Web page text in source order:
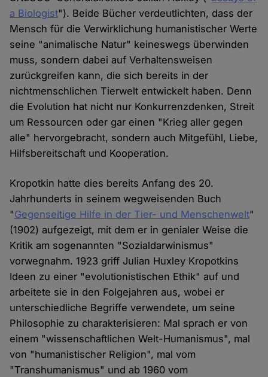
a Biologist"). Beide Bücher verdeutlichten, dass der
Mensch für die Verwirklichung humanistischer Werte
seine "animalische Natur" keineswegs überwinden
muss, sondern dabei auf Verhaltensweisen
zurückgreifen kann, die sich bereits in der
nichtmenschlichen Tierwelt entwickelt haben. Denn
die Evolution hat nicht nur Konkurrenzdenken, Streit
um Ressourcen oder gar einen "Krieg aller gegen
alle" hervorgebracht, sondern auch Mitgefühl, Liebe,
Hilfsbereitschaft und Kooperation.
Kropotkin hatte dies bereits Anfang des 20.
Jahrhunderts in seinem wegweisenden Buch
"Gegenseitige Hilfe in der Tier- und Menschenwelt"
(1902) aufgezeigt, mit dem er in genialer Weise die
Kritik am sogenannten "Sozialdarwinismus"
vorwegnahm. 1923 griff Julian Huxley Kropotkins
Ideen zu einer "evolutionistischen Ethik" auf und
arbeitete sie in den Folgejahren aus, wobei er
unterschiedliche Begriffe verwendete, um seine
Philosophie zu charakterisieren: Mal sprach er von
einem "wissenschaftlichen Welt-Humanismus", mal
von "humanistischer Religion", mal vom
"Transhumanismus" und ab 1960 vom